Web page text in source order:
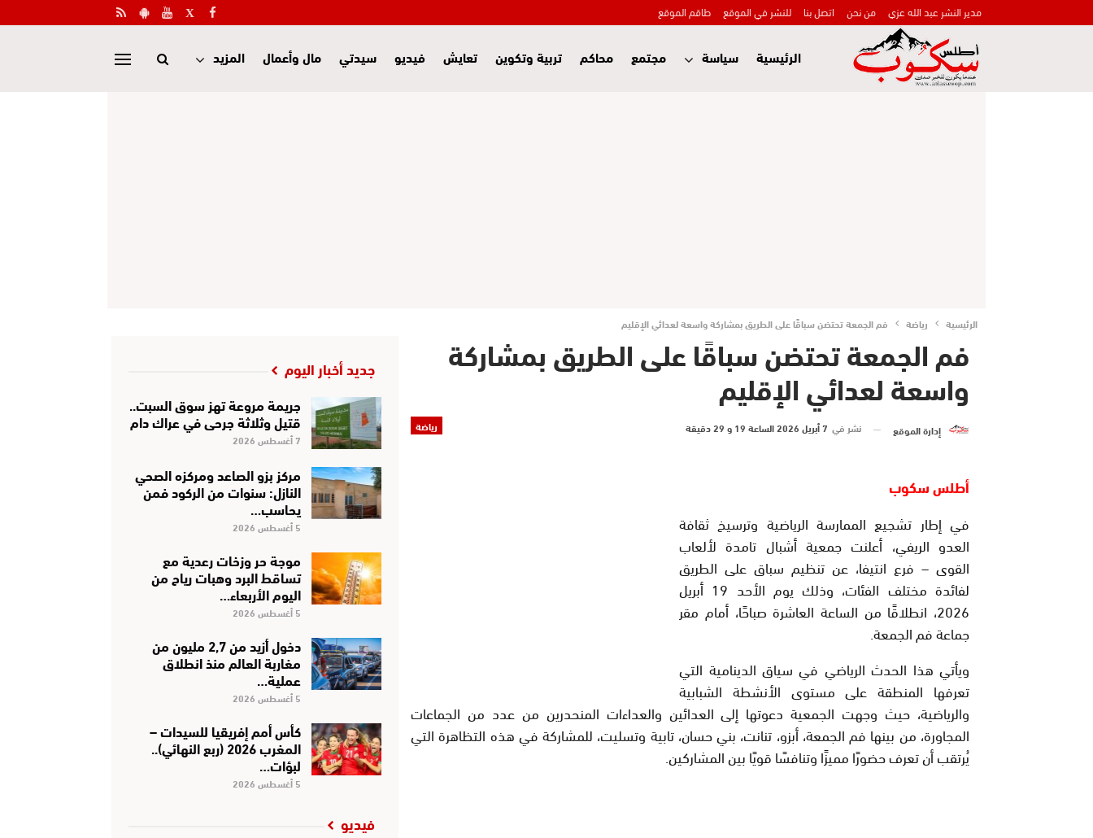
مدير النشر عبد الله عزي من نحن اتصل بنا للنشر في الموقع طاقم الموقع
الرئيسية سياسة مجتمع محاكم تربية وتكوين تعايش فيديو سيدتي مال وأعمال المزيد
الرئيسية رياضة فم الجمعة تحتضن سباقًا على الطريق بمشاركة واسعة لعدائي الإقليم
فم الجمعة تحتضن سباقًا على الطريق بمشاركة
واسعة لعدائي الإقليم
رياضة إدارة الموقع نشر في 7 أبريل 2026 الساعة 19 و 29 دقيقة
أطلس سكوب
في إطار تشجيع الممارسة الرياضية وترسيخ ثقافة
العدو الريفي، أعلنت جمعية أشبال تامدة لألعاب
القوى – فرع انتيفا، عن تنظيم سباق على الطريق
لفائدة مختلف الفئات، وذلك يوم الأحد 19 أبريل
2026، انطلاقًا من الساعة العاشرة صباحًا، أمام مقر
جماعة فم الجمعة.
ويأتي هذا الحدث الرياضي في سياق الدينامية التي
تعرفها المنطقة على مستوى الأنشطة الشبابية
والرياضية، حيث وجهت الجمعية دعوتها إلى العدائين والعداءات المنحدرين من عدد من الجماعات
المجاورة، من بينها فم الجمعة، أبزو، تنانت، بني حسان، تابية وتسليت، للمشاركة في هذه التظاهرة التي
يُرتقب أن تعرف حضورًا مميزًا وتنافسًا قويًا بين المشاركين.
جديد أخبار اليوم
جريمة مروعة تهز سوق السبت..
قتيل وثلاثة جرحى في عراك دام
7 أغسطس 2026
مركز بزو الصاعد ومركزه الصحي
النازل: سنوات من الركود فمن
يحاسب…
5 أغسطس 2026
موجة حر وزخات رعدية مع
تساقط البرد وهبات رياح من
اليوم الأربعاء…
5 أغسطس 2026
دخول أزيد من 2,7 مليون من
مغاربة العالم منذ انطلاق
عملية…
5 أغسطس 2026
كأس أمم إفريقيا للسيدات –
المغرب 2026 (ربع النهائي)..
لبؤات…
5 أغسطس 2026
فيديو